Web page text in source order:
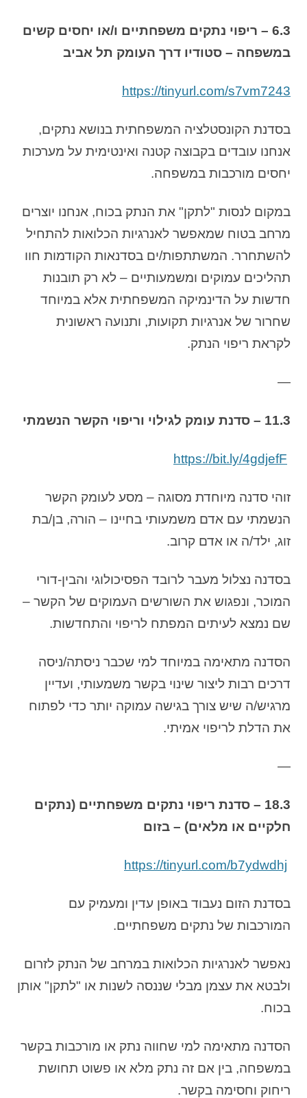
6.3 – ריפוי נתקים משפחתיים ו/או יחסים קשים
במשפחה – סטודיו דרך העומק תל אביב
https://tinyurl.com/s7vm7243
בסדנת הקונסטלציה המשפחתית בנושא נתקים,
אנחנו עובדים בקבוצה קטנה ואינטימית על מערכות
יחסים מורכבות במשפחה.
במקום לנסות "לתקן" את הנתק בכוח, אנחנו יוצרים
מרחב בטוח שמאפשר לאנרגיות הכלואות להתחיל
להשתחרר. המשתתפות/ים בסדנאות הקודמות חוו
תהליכים עמוקים ומשמעותיים – לא רק תובנות
חדשות על הדינמיקה המשפחתית אלא במיוחד
שחרור של אנרגיות תקועות, ותנועה ראשונית
לקראת ריפוי הנתק.
—
11.3 – סדנת עומק לגילוי וריפוי הקשר הנשמתי
https://bit.ly/4gdjefF
זוהי סדנה מיוחדת מסוגה – מסע לעומק הקשר
הנשמתי עם אדם משמעותי בחיינו – הורה, בן/בת
זוג, ילד/ה או אדם קרוב.
בסדנה נצלול מעבר לרובד הפסיכולוגי והבין-דורי
המוכר, ונפגוש את השורשים העמוקים של הקשר –
שם נמצא לעיתים המפתח לריפוי והתחדשות.
הסדנה מתאימה במיוחד למי שכבר ניסתה/ניסה
דרכים רבות ליצור שינוי בקשר משמעותי, ועדיין
מרגיש/ה שיש צורך בגישה עמוקה יותר כדי לפתוח
את הדלת לריפוי אמיתי.
—
18.3 – סדנת ריפוי נתקים משפחתיים (נתקים
חלקיים או מלאים) – בזום
https://tinyurl.com/b7ydwdhj
בסדנת הזום נעבוד באופן עדין ומעמיק עם
המורכבות של נתקים משפחתיים.
נאפשר לאנרגיות הכלואות במרחב של הנתק לזרום
ולבטא את עצמן מבלי שננסה לשנות או "לתקן" אותן
בכוח.
הסדנה מתאימה למי שחווה נתק או מורכבות בקשר
במשפחה, בין אם זה נתק מלא או פשוט תחושת
ריחוק וחסימה בקשר.